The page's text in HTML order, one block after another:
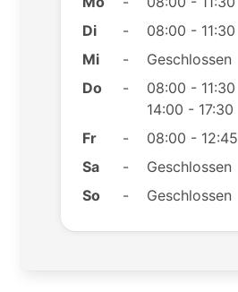
Di
-
08:00 - 11:30
Mi
-
Geschlossen
Do
-
08:00 - 11:30
14:00 - 17:30
Fr
-
08:00 - 12:45
Sa
-
Geschlossen
So
- Geschlossen